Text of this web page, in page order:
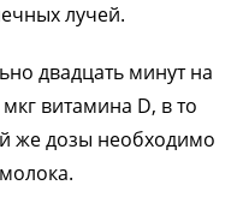
лучей.
двадцать минут на
витамина D, в то
же дозы необходимо